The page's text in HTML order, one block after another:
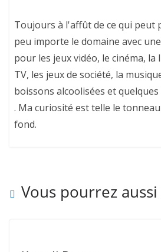
Toujours à l'affût de ce qui peut
peu importe le domaine avec
pour les jeux vidéo, le cinéma,
TV, les jeux de société, la
boissons alcoolisées et
. Ma curiosité est telle le
fond.
Vous pourrez